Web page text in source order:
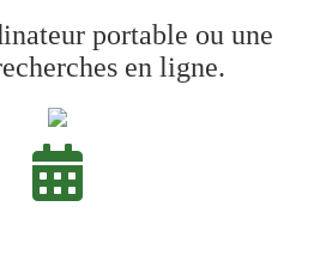
portable ou une
en ligne.